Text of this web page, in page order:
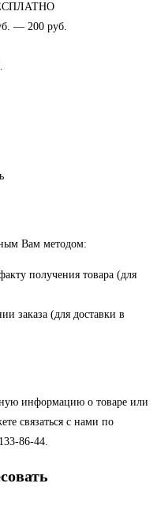
— 200 руб.
Вам методом:
получения товара (для
заказа (для доставки в
информацию о товаре или
связаться с нами по
86-44.